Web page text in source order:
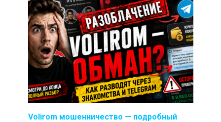
Volirom мошенничество — подробный